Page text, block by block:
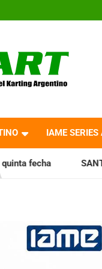
IAME
Se